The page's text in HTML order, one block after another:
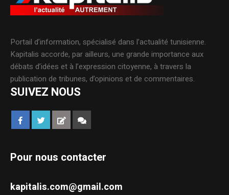
Portail d’information, spécialisé dans l’actualité tunisienne.
Kapitalis accorde, par ailleurs, une grande importance aux
débats d’idées et à l’expression citoyenne, à travers la
publication de tribunes, d’opinions et de commentaires.
SUIVEZ NOUS
Pour nous contacter
kapitalis.com@gmail.com